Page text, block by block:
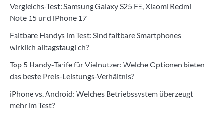
Vergleichs-Test: Samsung Galaxy S25 FE, Xiaomi Redmi
Note 15 und iPhone 17
Faltbare Handys im Test: Sind faltbare Smartphones
wirklich alltagstauglich?
Top 5 Handy-Tarife für Vielnutzer: Welche Optionen bieten
das beste Preis-Leistungs-Verhältnis?
iPhone vs. Android: Welches Betriebssystem überzeugt
mehr im Test?